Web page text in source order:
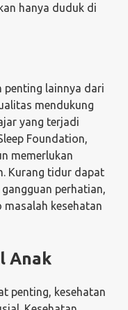
hanya duduk di
penting lainnya dari
mendukung
yang terjadi
Foundation,
memerlukan
Kurang tidur dapat
perhatian,
kesehatan
Anak
penting, kesehatan